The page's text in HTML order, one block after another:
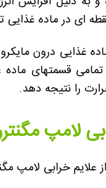
ای در ماده غذایی
غذایی درون
قسمتهای
را نتیجه دهد.
علایم خرابی لامپ